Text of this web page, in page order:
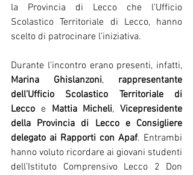
la Provincia di Lecco che l’Ufficio
Scolastico Territoriale di Lecco, hanno
scelto di patrocinare l’iniziativa.
Marina Ghislanzoni, rappresentante
dell’Ufficio Scolastico Territoriale di
Lecco e Mattia Micheli, Vicepresidente
della Provincia di Lecco e Consigliere
delegato ai Rapporti con Apaf. Entrambi
hanno voluto ricordare ai giovani studenti
dell’Istituto Comprensivo Lecco 2 Don